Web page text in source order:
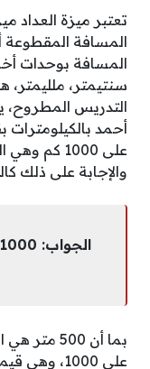
تعتبر ميزة
المسافة
المسافة بوحدات
سنتيمتر، ملليمتر،
التدريس
أحمد
على 1000
والإجابة على ذلك
بما أن
على 1000،